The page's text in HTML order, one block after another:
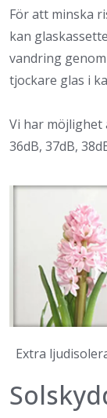
För att minska
kan
vandring
tjockare glas i
Vi har möjlighet
36dB, 37dB,
Extra